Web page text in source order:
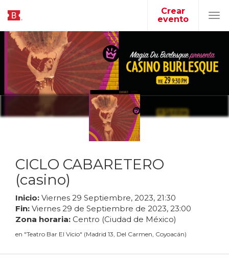
Crear
evento
CICLO CABARETERO
(casino)
Inicio: Viernes 29 Septiembre, 2023, 21:30
Fin: Viernes 29 de Septiembre de 2023, 23:00
Zona horaria: Centro (Ciudad de México)
en "Teatro Bar El Vicio" (Madrid 13, Del Carmen, Coyoacán)